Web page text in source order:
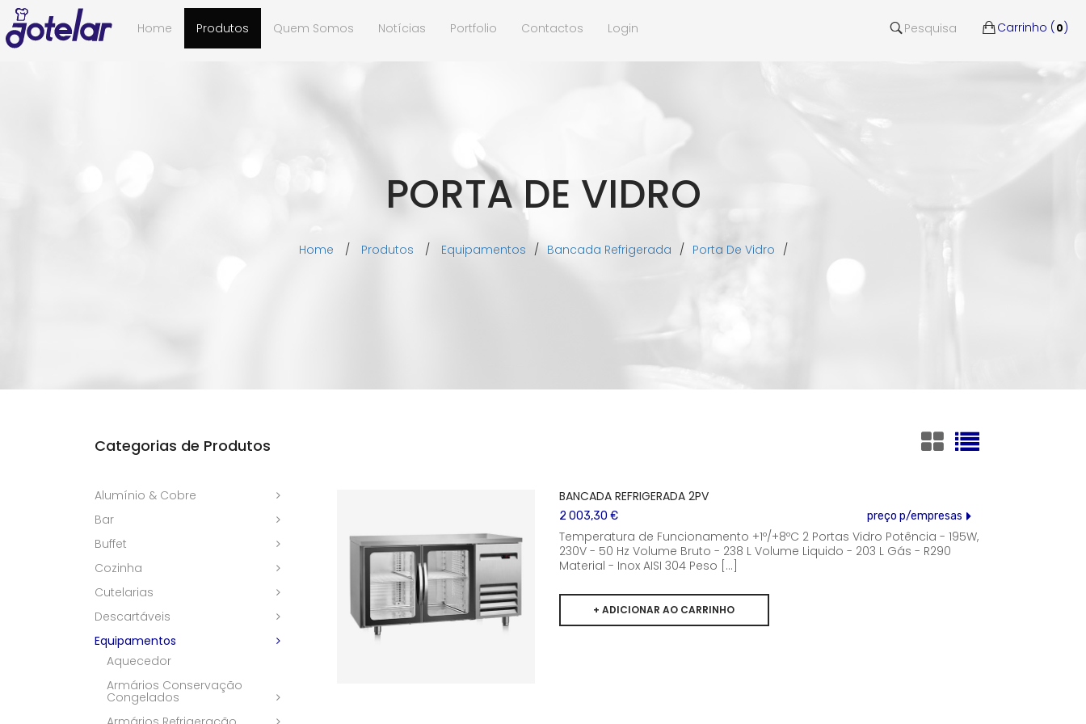
Home Produtos Quem Somos Notícias Portfolio Contactos Login Pesquisa Carrinho ( 0)
PORTA DE VIDRO
Home / Produtos / Equipamentos / Bancada Refrigerada / Porta De Vidro /
Categorias de Produtos
Alumínio & Cobre
Bar
Buffet
Cozinha
Cutelarias
Descartáveis
Equipamentos
Aquecedor
Armários Conservação
Congelados
BANCADA REFRIGERADA 2PV
2 003,30 € preço p/empresas
Temperatura de Funcionamento +1º/+8ºC 2 Portas Vidro Potência - 195W,
230V - 50 Hz Volume Bruto - 238 L Volume Liquido - 203 L Gás - R290
Material - Inox AISI 304 Peso [...]